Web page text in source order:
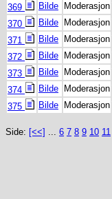
369
Bilde Moderasjon
370
Bilde Moderasjon
371
Bilde Moderasjon
372
Bilde Moderasjon
373
Bilde Moderasjon
374
Bilde Moderasjon
375
Bilde Moderasjon
Side: [<<] ... 6 7 8 9 10 11